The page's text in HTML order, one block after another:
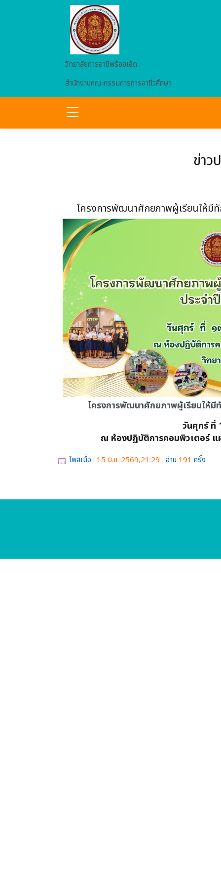
Skip to main content
วิทยาลัยการอาชีพร้อยเอ็ด
สำนักงานคณะกรรมการการอาชีวศึกษา
ข่าว
โครงการพัฒนาศักยภาพผู้เรียนให้มี
โครงการพัฒนาศักยภาพผู้เรียนให้มี
วันศุกร์ ที่
ณ ห้องปฏิบัติการคอมพิวเตอร์
โพสเมื่อ : 15 มิ.ย. 2569,21:29 อ่าน 191 ครั้ง